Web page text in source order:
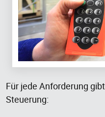
Für jede Anforderung
Steuerung: